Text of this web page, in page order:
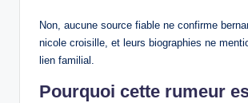
Non, aucune source fiable ne confirme
nicole croisille, et leurs biographies ne
lien familial.
Pourquoi cette rumeur